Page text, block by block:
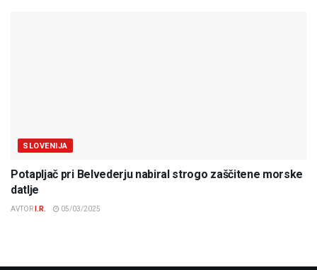
SLOVENIJA
Potapljač pri Belvederju nabiral strogo zaščitene morske
datlje
AVTOR I.R. 05/03/2025